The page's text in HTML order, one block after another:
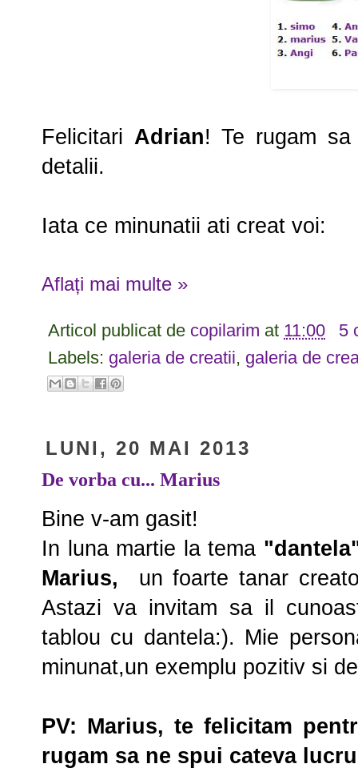
Felicitari Adrian! Te rugam
detalii.
Iata ce minunatii ati creat voi:
Aflați mai multe »
Articol publicat de copilarim at 11:00
5
Labels: galeria de creatii, galeria de
LUNI, 20 MAI 2013
De vorba cu... Marius
Bine v-am gasit!
In luna martie la tema
Marius, un foarte tanar
Astazi va invitam sa il
tablou cu dantela:). Mie
minunat,un exemplu pozitiv si
PV: Marius, te felicitam
rugam sa ne spui cateva